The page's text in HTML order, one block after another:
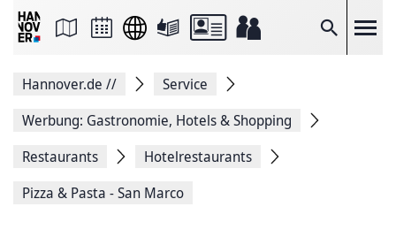
Suche
Seite
Facebook
teilen
Seitenlink
Seite
Hannover.de //
Service
Werbung: Gastronomie, Hotels & Shopping
Restaurants
Hotelrestaurants
Pizza & Pasta - San Marco